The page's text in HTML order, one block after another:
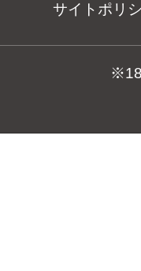
サイトポリ
※18